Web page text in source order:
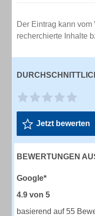
Der Eintrag kann vom
recherchierte Inhalte
Jetzt bewerten
BEWERTUNGEN
Google*
4.9 von 5
basierend auf 55